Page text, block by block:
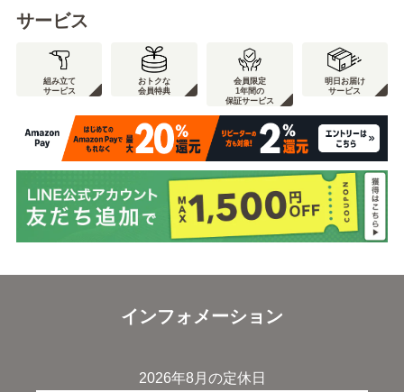
サービス
組み立て
サービス
おトクな
会員特典
会員限定
1年間の
保証サービス
明日お届け
サービス
インフォメーション
2026年8月の定休日